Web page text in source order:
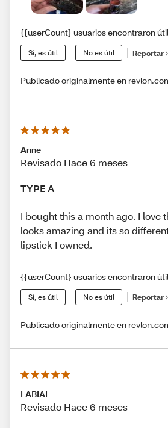
{{userCount} usuarios encontraron
Sí, es útil No es útil Reportar
Publicado originalmente en
Anne
Revisado Hace 6 meses
TYPE A
I bought this a month ago. I love
looks amazing and its so
lipstick I owned.
{{userCount} usuarios encontraron
Sí, es útil No es útil Reportar
Publicado originalmente en
LABIAL
Revisado Hace 6 meses